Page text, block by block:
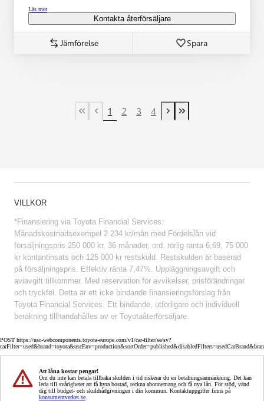
Läs mer
Kontakta återförsäljare
Jämförelse Spara
First Page
Previous page
1 2 3 4
Next page
Last Page
VILLKOR
*Finansiering via Toyota Financial Services:
Månadskostnadsexempel 2 234 kr/mån med Fördelslån vid
försäljningspris 250 000 kr, 36 månader, ord. rörlig ränta 6,69, 75 000
kr kontantinsats och 125 000 kr restskuld. Restskulden är baserad
på försäljningspris. Effektiv ränta 7,47%. Uppläggningsavgift och
aviavgift tillkommer. Med reservation för avvikelser, prisförändringar
och tryckfel. Detta är ett icke bindande finansieringsförslag från
Toyota Financial Services. Ett bindande, utförligare och individuell
beräkning tillhandahålles av er Toyotaåterförsäljare.
POST https://usc-webcomponents.toyota-europe.com/v1/car-filter/se/sv?
Att låna kostar pengar!
Om du inte kan betala tillbaka skulden i tid riskerar du en betalningsanmärkning. Det kan
leda till svårigheter att få hyra bostad, teckna abonnemang och få nya lån. För stöd, vänd
dig till budget- och skuldrådgivningen i din kommun. Kontaktuppgifter finns på
konsumentverket.se